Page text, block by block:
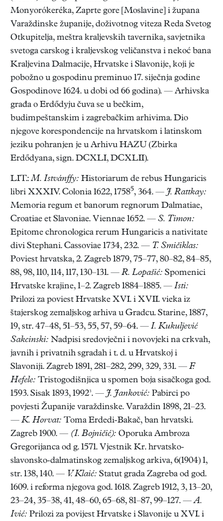
LIT.:M. Istvánffy: Historiarum de rebus Hungaricis
libri XXXIV. Colonia 1622, 17585, 364. — J. Rattkay:
Memoria regum et banorum regnorum Dalmatiae,
Croatiae et Slavoniae. Viennae 1652. — S. Timon:
Epitome chronologica rerum Hungaricis a nativitate
divi Stephani. Cassoviae 1734, 232. — T. Smičiklas:
Poviest hrvatska, 2. Zagreb 1879, 75–77, 80–82, 84–85,
88, 98, 110, 114, 117, 130–131. — R. Lopašić: Spomenici
Hrvatske krajine, 1–2. Zagreb 1884–1885. — Isti:
Prilozi za poviest Hrvatske XVI. i XVII. vieka iz
štajerskog zemaljskog arhiva u Gradcu. Starine, 1887,
19, str. 47–48, 51–53, 55, 57, 59–64. — I. Kukuljević
Sakcinski: Nadpisi sredovječni i novovjeki na crkvah,
javnih i privatnih sgradah i t. d. u Hrvatskoj i
Slavoniji. Zagreb 1891, 281–282, 299, 329, 331. — F.
Hefele: Tristogodišnjica u spomen boja sisačkoga god.
1593. Sisak 1893, 1992³. — J. Janković: Pabirci po
povjesti Županije varaždinske. Varaždin 1898, 21–23.
— K. Horvat: Toma Erdedi-Bakač, ban hrvatski.
Zagreb 1900. — (I. Bojničić): Oporuka Ambroza
Gregorijanca od g. 1571. Vjestnik Kr. hrvatsko-
slavonsko-dalmatinskog zemaljskog arkiva, 6(1904) 1,
str. 138, 140. — V. Klaić: Statut grada Zagreba od god.
1609. i reforma njegova god. 1618. Zagreb 1912, 3, 13–20,
23–24, 35–38, 41, 48–60, 65–68, 81–87, 99–127. —A.
Ivić: Prilozi za povijest Hrvatske i Slavonije u XVI. i